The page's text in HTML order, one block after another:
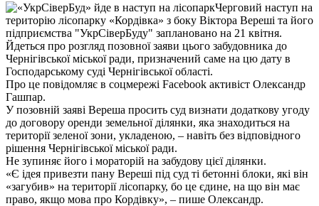
Черговий наступ на
територію лісопарку «Кордівка» з боку Віктора Вереші та його
підприємства "УкрСіверБуду" заплановано на 21 квітня.
Йдеться про розгляд позовної заяви цього забудовника до
Чернігівської міської ради, призначений саме на цю дату в
Господарському суді Чернігівської області.
Про це повідомляє в соцмережі Facebook активіст Олександр
Гашпар.
У позовній заяві Вереша просить суд визнати додаткову угоду
до договору оренди земельної ділянки, яка знаходиться на
території зеленої зони, укладеною, – навіть без відповідного
рішення Чернігівської міської ради.
Не зупиняє його і мораторій на забудову цієї ділянки.
«Є ідея привезти пану Вереші під суд ті бетонні блоки, які він
«загубив» на території лісопарку, бо це єдине, на що він має
право, якщо мова про Кордівку», – пише Олександр.